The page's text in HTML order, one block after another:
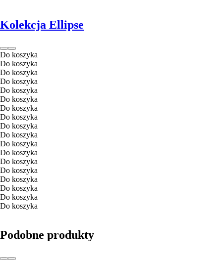
Kolekcja Ellipse
Do koszyka
Do koszyka
Do koszyka
Do koszyka
Do koszyka
Do koszyka
Do koszyka
Do koszyka
Do koszyka
Do koszyka
Do koszyka
Do koszyka
Do koszyka
Do koszyka
Do koszyka
Do koszyka
Do koszyka
Do koszyka
Podobne produkty